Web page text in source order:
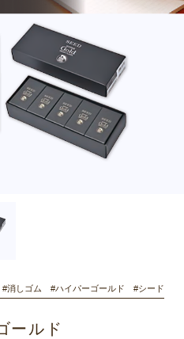
消しゴム #ハイパーゴールド #シード
ールド